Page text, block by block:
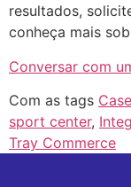
resultados,
conheça mais
Conversar com
Com as tags
sport center,
Tray Commerce